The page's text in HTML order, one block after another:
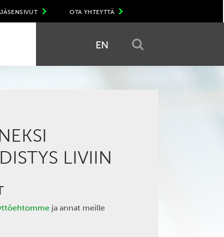
OTA YHTEYTTÄ
JÄSENSIVUT
EN
LIVIIN
ja annat meille